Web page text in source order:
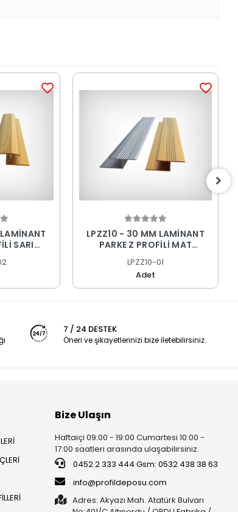
SARI
LPZZ10 - 30 MM LAMİNANT
PARKE Z PROFİLİ MAT
LPZZ10-01
Adet
7 / 24 DESTEK
Öneri ve şikayetlerinizi bize iletebilirsiniz.
Bize Ulaşın
Haftaiçi 09:00 - 19:00 Cumartesi 10:00 -
17:00 saatleri arasında ulaşabilirsiniz.
0452 2 333 444 Gsm: 0532 438 38 63
info@profildeposu.com
Adres: Akyazı Mah. Atatürk Bulvarı